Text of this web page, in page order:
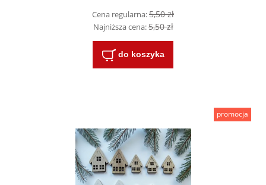
Cena regularna:5,50 zł
Najniższa cena:5,50 zł
do koszyka
promocja